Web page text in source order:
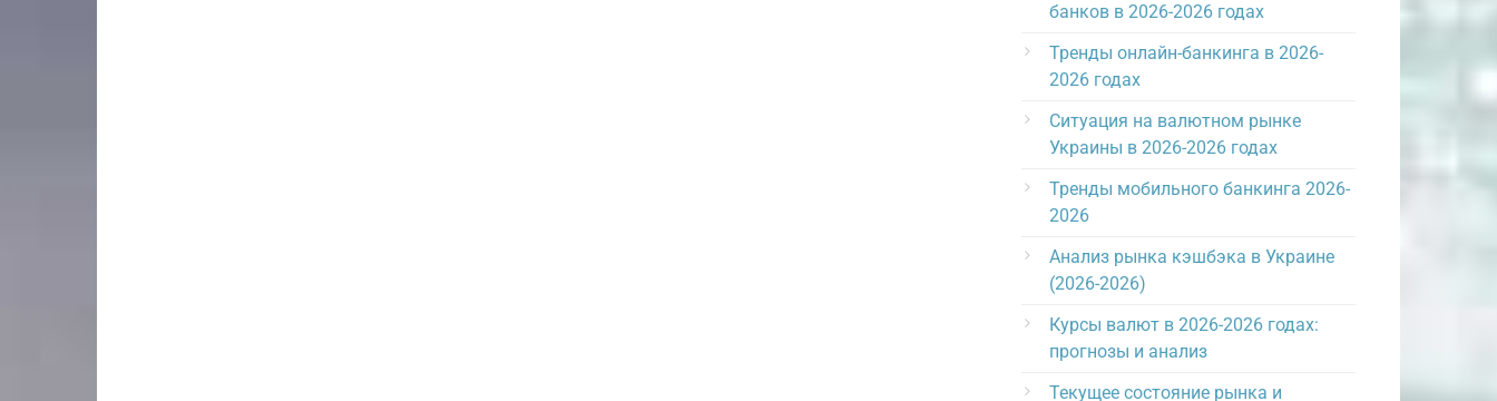
банков в 2026-2026 годах
Тренды онлайн-банкинга в 2026-
2026 годах
Ситуация на валютном рынке
Украины в 2026-2026 годах
Тренды мобильного банкинга 2026-
2026
Анализ рынка кэшбэка в Украине
(2026-2026)
Курсы валют в 2026-2026 годах:
прогнозы и анализ
Текущее состояние рынка и